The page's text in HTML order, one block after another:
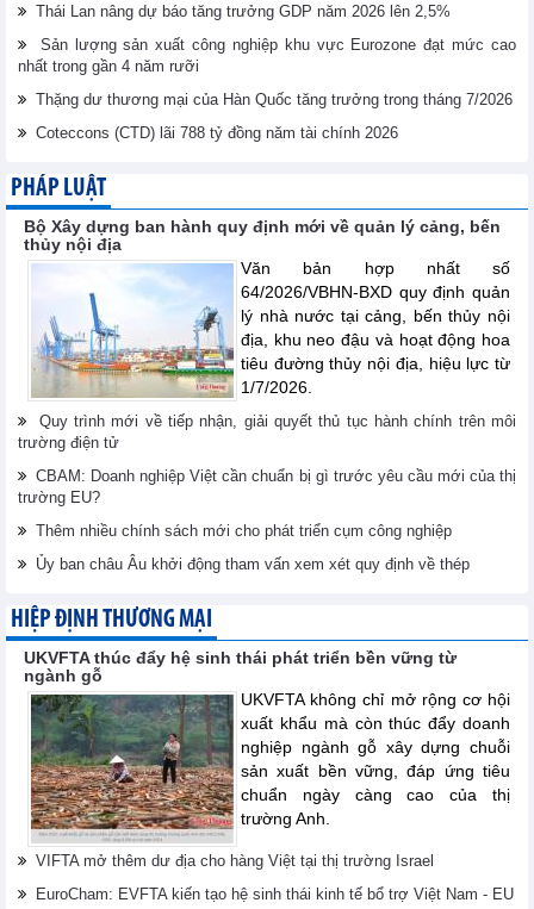
Thái Lan nâng dự báo tăng trưởng GDP năm 2026 lên 2,5%
Sản lượng sản xuất công nghiệp khu vực Eurozone đạt mức cao
nhất trong gần 4 năm rưỡi
Thặng dư thương mại của Hàn Quốc tăng trưởng trong tháng 7/2026
Coteccons (CTD) lãi 788 tỷ đồng năm tài chính 2026
PHÁP LUẬT
Bộ Xây dựng ban hành quy định mới về quản lý cảng, bến
thủy nội địa
Văn bản hợp nhất số
64/2026/VBHN-BXD quy định quản
lý nhà nước tại cảng, bến thủy nội
địa, khu neo đậu và hoạt động hoa
tiêu đường thủy nội địa, hiệu lực từ
1/7/2026.
Quy trình mới về tiếp nhận, giải quyết thủ tục hành chính trên môi
trường điện tử
CBAM: Doanh nghiệp Việt cần chuẩn bị gì trước yêu cầu mới của thị
trường EU?
Thêm nhiều chính sách mới cho phát triển cụm công nghiệp
Ủy ban châu Âu khởi động tham vấn xem xét quy định về thép
HIỆP ĐỊNH THƯƠNG MẠI
UKVFTA thúc đẩy hệ sinh thái phát triển bền vững từ
ngành gỗ
UKVFTA không chỉ mở rộng cơ hội
xuất khẩu mà còn thúc đẩy doanh
nghiệp ngành gỗ xây dựng chuỗi
sản xuất bền vững, đáp ứng tiêu
chuẩn ngày càng cao của thị
trường Anh.
VIFTA mở thêm dư địa cho hàng Việt tại thị trường Israel
EuroCham: EVFTA kiến tạo hệ sinh thái kinh tế bổ trợ Việt Nam - EU